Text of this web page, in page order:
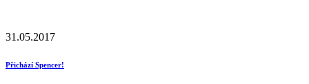
31.05.2017
Přichází Spencer!